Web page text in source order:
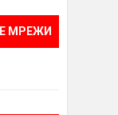
МРЕЖИ